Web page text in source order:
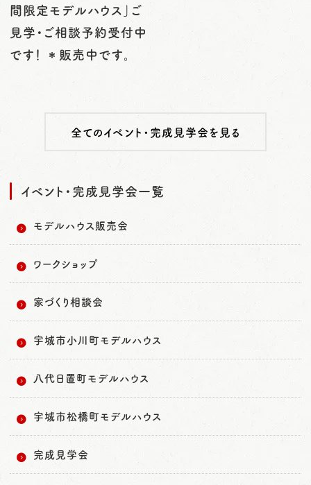
間限定モデルハウス」ご
見学・ご相談予約受付中
です！ ＊販売中です。
全てのイベント・完成見学会を見る
イベント・完成見学会一覧
モデルハウス販売会
ワークショップ
家づくり相談会
宇城市小川町モデルハウス
八代日置町モデルハウス
宇城市松橋町モデルハウス
完成見学会